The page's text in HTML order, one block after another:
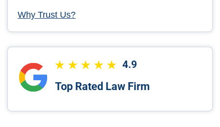
Why Trust Us?
4.9
Top Rated Law Firm